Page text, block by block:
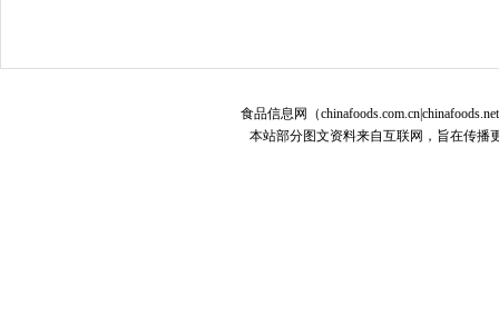
食品信息网（
本站部分图文资料来自互联网，旨在传播